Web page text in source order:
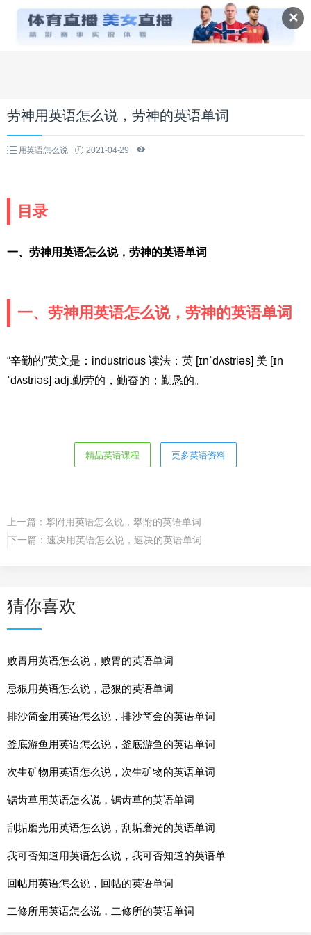
✕
劳神用英语怎么说，劳神的英语单词
用英语怎么说 2021-04-29
目录
一、劳神用英语怎么说，劳神的英语单词
一、劳神用英语怎么说，劳神的英语单词
“辛勤的”英文是：industrious 读法：英 [ɪnˈdʌstriəs] 美 [ɪn
ˈdʌstriəs] adj.勤劳的，勤奋的；勤恳的。
精品英语课程 更多英语资料
上一篇： 攀附用英语怎么说，攀附的英语单词
下一篇： 速决用英语怎么说，速决的英语单词
猜你喜欢
败胃用英语怎么说，败胃的英语单词
忌狠用英语怎么说，忌狠的英语单词
排沙简金用英语怎么说，排沙简金的英语单词
釜底游鱼用英语怎么说，釜底游鱼的英语单词
次生矿物用英语怎么说，次生矿物的英语单词
锯齿草用英语怎么说，锯齿草的英语单词
刮垢磨光用英语怎么说，刮垢磨光的英语单词
我可否知道用英语怎么说，我可否知道的英语单
回帖用英语怎么说，回帖的英语单词
二修所用英语怎么说，二修所的英语单词